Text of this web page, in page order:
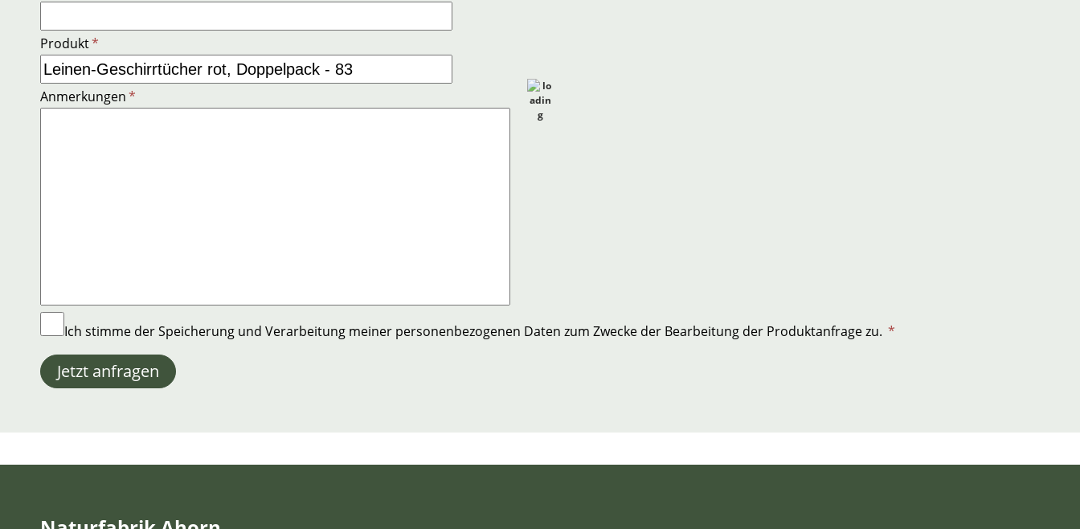
Produkt*
Anmerkungen*
Ich stimme der Speicherung und Verarbeitung meiner personenbezogenen Daten zum Zwecke der Bearbeitung der Produktanfrage zu. *
Jetzt anfragen